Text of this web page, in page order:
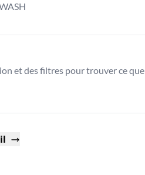
et des filtres pour trouver ce que